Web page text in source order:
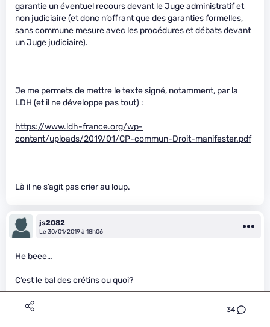
34
garantie un éventuel recours devant le Juge administratif et
non judiciaire (et donc n’offrant que des garanties formelles,
sans commune mesure avec les procédures et débats devant
un Juge judiciaire).
Je me permets de mettre le texte signé, notamment, par la
LDH (et il ne développe pas tout) :
https://www.ldh-france.org/wp-
content/uploads/2019/01/CP-commun-Droit-manifester.pdf
Là il ne s’agit pas crier au loup.
js2082
Le 30/01/2019 à 18h06
He beee…
C’est le bal des crétins ou quoi?